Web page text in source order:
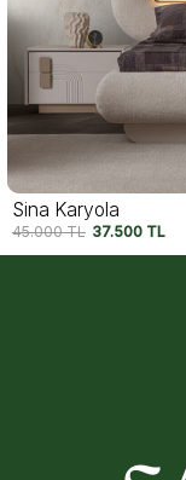
Sina Karyola
45.000TL 37.500 TL